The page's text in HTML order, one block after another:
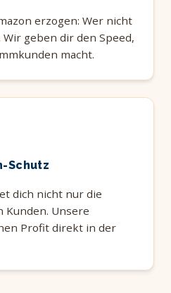
erzogen: Wer nicht
geben dir den Speed,
macht.
Schutz
dich nicht nur die
Kunden. Unsere
Profit direkt in der